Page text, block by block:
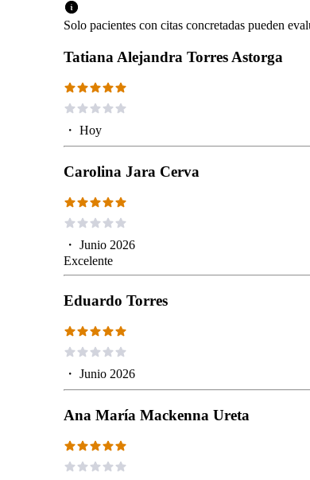
Solo pacientes con citas concretadas pueden
Tatiana Alejandra Torres Astorga
・ Hoy
Carolina Jara Cerva
・ Junio 2026
Excelente
Eduardo Torres
・ Junio 2026
Ana María Mackenna Ureta